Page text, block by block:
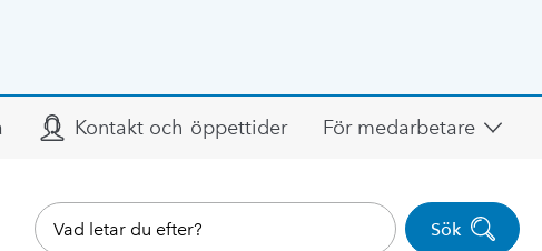
Kontakt och öppettider För medarbetare
Sök